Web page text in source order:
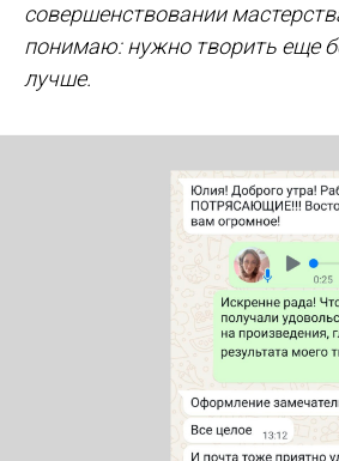
совершенствовании
понимаю: нужно творить еще
лучше.